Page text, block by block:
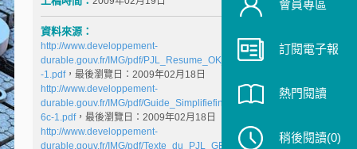
資料來源：
http://www.developpement-
durable.gouv.fr/IMG/pdf/PJL_Resume_OK_cle0afcb1
-1.pdf，最後瀏覽日：2009年02月18日
http://www.developpement-
durable.gouv.fr/IMG/pdf/Guide_Simplifiefinal_cle7661
6c-1.pdf，最後瀏覽日：2009年02月18日
http://www.developpement-
durable.gouv.fr/IMG/pdf/Texte_du_PJL_GE_2_cle211
會員專區
訂閱電子報
熱門閱讀
稍後閱讀(0)